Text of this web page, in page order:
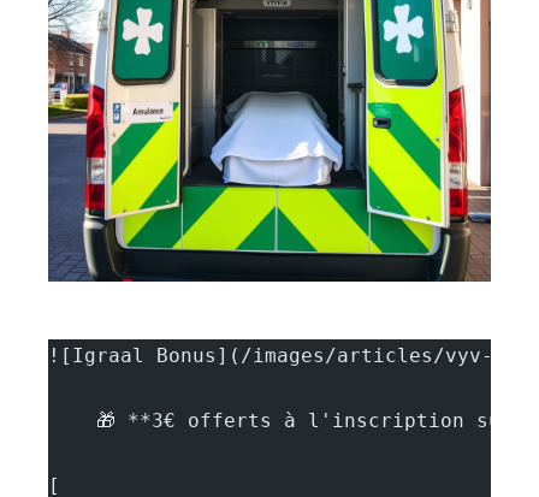
![Igraal Bonus](/images/articles/vyv-
🎁 **3€ offerts à l'inscription sur
[